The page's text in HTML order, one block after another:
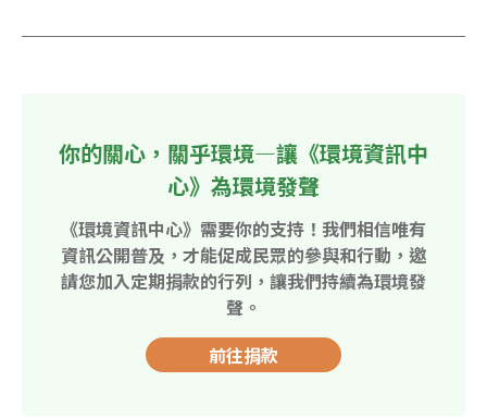
你的關心，關乎環境—讓《環境資訊中
心》為環境發聲
《環境資訊中心》需要你的支持！我們相信唯有
資訊公開普及，才能促成民眾的參與和行動，邀
請您加入定期捐款的行列，讓我們持續為環境發
聲。
前往捐款